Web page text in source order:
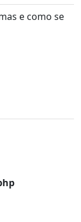
e como se